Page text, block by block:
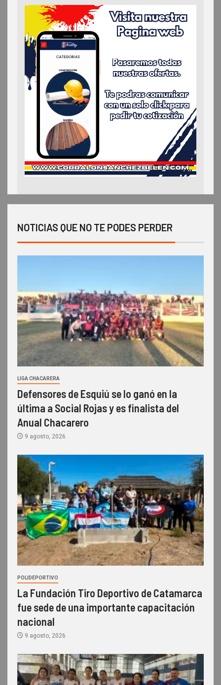
NOTICIAS QUE NO TE PODES PERDER
LIGA CHACARERA
Defensores de Esquiú se lo ganó en la
última a Social Rojas y es finalista del
Anual Chacarero
9 agosto, 2026
POLIDEPORTIVO
La Fundación Tiro Deportivo de Catamarca
fue sede de una importante capacitación
nacional
9 agosto, 2026